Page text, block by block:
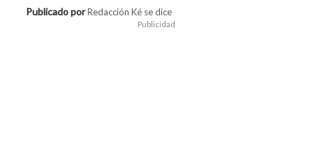
Publicado porRedacción Ké se dice
Publicidad